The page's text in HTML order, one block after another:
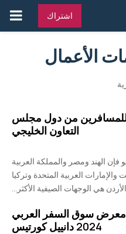
اشتراك
من دول مجلس
التعاون الخليجي
الهند ومصر والمملكة العربية
والإمارات العربية المتحدة وتركيا
هي الوجهات الصيفية الأكثر...
معرض سوق السفر العربي
2024 دانييل كورتيس